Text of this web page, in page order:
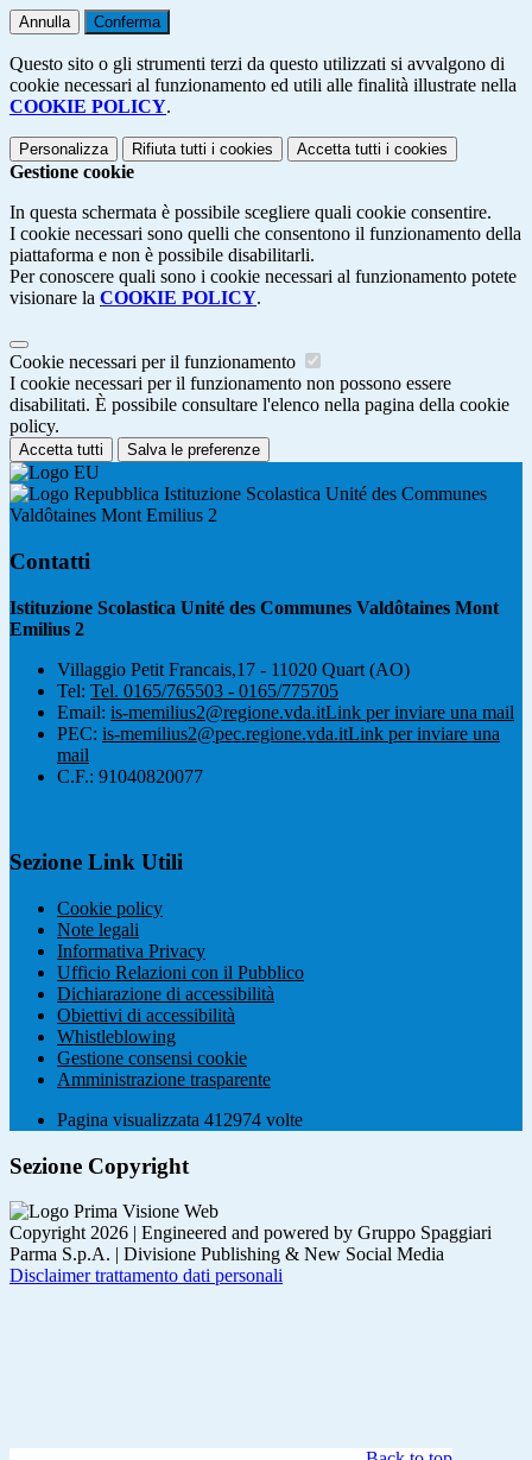
Annulla Conferma
Questo sito o gli strumenti terzi da questo utilizzati si avvalgono di
cookie necessari al funzionamento ed utili alle finalità illustrate nella
COOKIE POLICY.
Personalizza Rifiuta tutti i cookies Accetta tutti i cookies
Gestione cookie
In questa schermata è possibile scegliere quali cookie consentire.
I cookie necessari sono quelli che consentono il funzionamento della
piattaforma e non è possibile disabilitarli.
Per conoscere quali sono i cookie necessari al funzionamento potete
visionare la COOKIE POLICY.
Cookie necessari per il funzionamento
I cookie necessari per il funzionamento non possono essere
disabilitati. È possibile consultare l'elenco nella pagina della cookie
policy.
Accetta tutti Salva le preferenze
Istituzione Scolastica Unité des Communes
Valdôtaines Mont Emilius 2
Contatti
Istituzione Scolastica Unité des Communes Valdôtaines Mont
Emilius 2
Villaggio Petit Francais,17 - 11020 Quart (AO)
Tel: Tel. 0165/765503 - 0165/775705
Email: is-memilius2@regione.vda.itLink per inviare una mail
PEC: is-memilius2@pec.regione.vda.itLink per inviare una
mail
C.F.: 91040820077
Sezione Link Utili
Cookie policy
Note legali
Informativa Privacy
Ufficio Relazioni con il Pubblico
Dichiarazione di accessibilità
Obiettivi di accessibilità
Whistleblowing
Gestione consensi cookie
Amministrazione trasparente
Pagina visualizzata 412974 volte
Sezione Copyright
Copyright 2026 | Engineered and powered by Gruppo Spaggiari
Parma S.p.A. | Divisione Publishing & New Social Media
Disclaimer trattamento dati personali